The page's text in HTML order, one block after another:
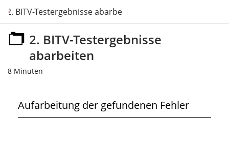
2. BITV-Testergebnisse abarbeiten
2. BITV-Testergebnisse
abarbeiten
8 Minuten
Aufarbeitung der gefundenen Fehler